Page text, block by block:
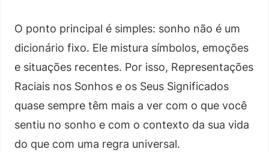
O ponto principal é simples: sonho não é um
dicionário fixo. Ele mistura símbolos, emoções
e situações recentes. Por isso, Representações
Raciais nos Sonhos e os Seus Significados
quase sempre têm mais a ver com o que você
sentiu no sonho e com o contexto da sua vida
do que com uma regra universal.